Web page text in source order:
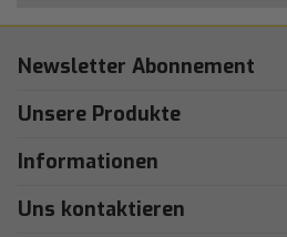
Newsletter Abonnement
Unsere Produkte
Informationen
Uns kontaktieren